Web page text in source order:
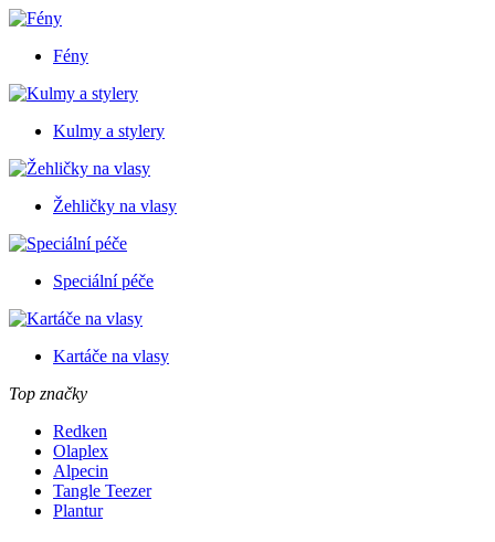
Fény
Kulmy a stylery
Žehličky na vlasy
Speciální péče
Kartáče na vlasy
Top značky
Redken
Olaplex
Alpecin
Tangle Teezer
Plantur